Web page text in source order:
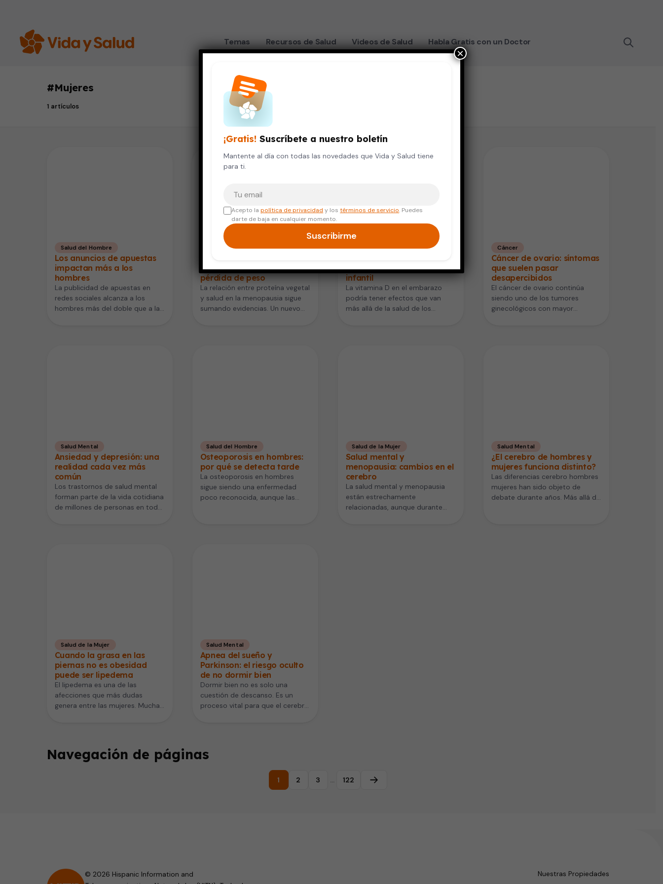
Temas Recursos de Salud Videos de Salud Habla Gratis con un Doctor
#Mujeres
1 artículos
Salud del Hombre
Los anuncios de apuestas
impactan más a los
hombres
La publicidad de apuestas en
redes sociales alcanza a los
hombres más del doble que a las
Salud de la Mujer
vegetal podría favorecer la
pérdida de peso
La relación entre proteína vegetal
y salud en la menopausia sigue
sumando evidencias. Un nuevo
Salud de la Mujer
podría mejorar la memoria
infantil
La vitamina D en el embarazo
podría tener efectos que van
más allá de la salud de los
Cáncer
Cáncer de ovario: síntomas
que suelen pasar
desapercibidos
El cáncer de ovario continúa
siendo uno de los tumores
ginecológicos con mayor
Salud Mental
Ansiedad y depresión: una
realidad cada vez más
común
Los trastornos de salud mental
forman parte de la vida cotidiana
de millones de personas en todo
Salud del Hombre
Osteoporosis en hombres:
por qué se detecta tarde
La osteoporosis en hombres
sigue siendo una enfermedad
poco reconocida, aunque las
Salud de la Mujer
Salud mental y
menopausia: cambios en el
cerebro
La salud mental y menopausia
están estrechamente
relacionadas, aunque durante
Salud Mental
¿El cerebro de hombres y
mujeres funciona distinto?
Las diferencias cerebro hombres
mujeres han sido objeto de
debate durante años. Más allá de
Salud de la Mujer
Cuando la grasa en las
piernas no es obesidad
puede ser lipedema
El lipedema es una de las
afecciones que más dudas
genera entre las mujeres. Muchas
Salud Mental
Apnea del sueño y
Parkinson: el riesgo oculto
de no dormir bien
Dormir bien no es solo una
cuestión de descanso. Es un
proceso vital para que el cerebro
Navegación de páginas
1 2 3 … 122 Página siguiente
© 2026 Hispanic Information and
Nuestras Propiedades
¡Gratis! Suscríbete a nuestro boletín
Mantente al día con todas las novedades que Vida y Salud tiene
para ti.
Acepto lapolítica de privacidad y lostérminos de servicio. Puedes
darte de baja en cualquier momento.
Suscribirme
×